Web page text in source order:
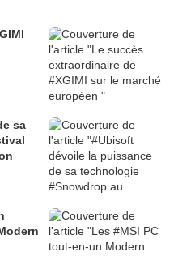
sa